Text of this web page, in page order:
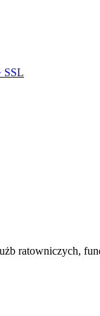
SSL
ratowniczych,